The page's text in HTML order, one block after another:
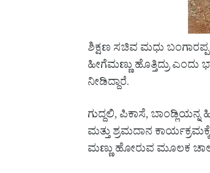
ಶಿಕ್ಷಣ ಸಚಿವ ಮಧು
ಹೀಗೆಮಣ್ಣು ಹೊತ್ತಿದ್ರು
ನೀಡಿದ್ದಾರೆ.
ಗುದ್ದಲಿ, ಪಿಕಾಸೆ,
ಮತ್ತು ಶ್ರಮದಾನ
ಮಣ್ಣು ಹೋರುವ ಮೂಲಕ